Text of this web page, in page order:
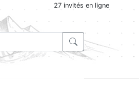
27 invités en ligne